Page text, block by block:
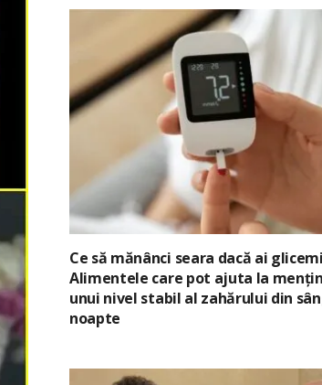
Ce să mănânci seara dacă ai
Alimentele care pot ajuta la
unui nivel stabil al zahărului din
noapte